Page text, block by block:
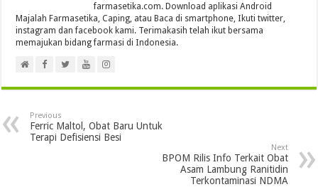
farmasetika.com. Download aplikasi Android
Majalah Farmasetika, Caping, atau Baca di smartphone, Ikuti twitter,
instagram dan facebook kami. Terimakasih telah ikut bersama
memajukan bidang farmasi di Indonesia.
Previous
Ferric Maltol, Obat Baru Untuk
Terapi Defisiensi Besi
Next
BPOM Rilis Info Terkait Obat
Asam Lambung Ranitidin
Terkontaminasi NDMA